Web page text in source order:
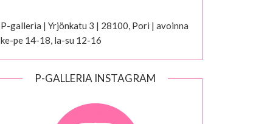
P-galleria | Yrjönkatu 3 | 28100, Pori | avoinna
ke-pe 14-18, la-su 12-16
P-GALLERIA INSTAGRAM